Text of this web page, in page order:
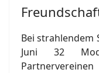
Bei strahlendem
Juni 32